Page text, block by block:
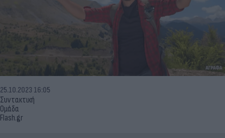
Συντακτική
Ομάδα
Flash.gr
25.10.2023 16:05